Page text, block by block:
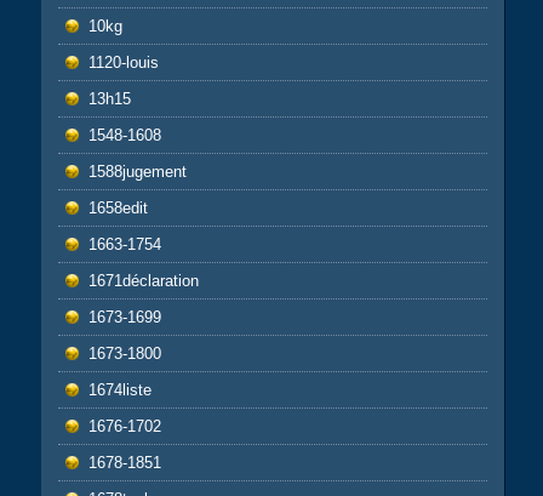
10kg
1120-louis
13h15
1548-1608
1588jugement
1658edit
1663-1754
1671déclaration
1673-1699
1673-1800
1674liste
1676-1702
1678-1851